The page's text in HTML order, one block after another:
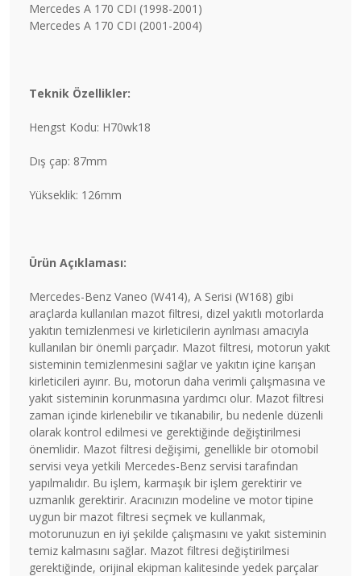
Mercedes A 170 CDI (1998-2001)
Mercedes A 170 CDI (2001-2004)
Teknik Özellikler:
Hengst Kodu: H70wk18
Dış çap: 87mm
Yükseklik: 126mm
Ürün Açıklaması:
Mercedes-Benz Vaneo (W414), A Serisi (W168) gibi
araçlarda kullanılan mazot filtresi, dizel yakıtlı motorlarda
yakıtın temizlenmesi ve kirleticilerin ayrılması amacıyla
kullanılan bir önemli parçadır. Mazot filtresi, motorun yakıt
sisteminin temizlenmesini sağlar ve yakıtın içine karışan
kirleticileri ayırır. Bu, motorun daha verimli çalışmasına ve
yakıt sisteminin korunmasına yardımcı olur. Mazot filtresi
zaman içinde kirlenebilir ve tıkanabilir, bu nedenle düzenli
olarak kontrol edilmesi ve gerektiğinde değiştirilmesi
önemlidir. Mazot filtresi değişimi, genellikle bir otomobil
servisi veya yetkili Mercedes-Benz servisi tarafından
yapılmalıdır. Bu işlem, karmaşık bir işlem gerektirir ve
uzmanlık gerektirir. Aracınızın modeline ve motor tipine
uygun bir mazot filtresi seçmek ve kullanmak,
motorunuzun en iyi şekilde çalışmasını ve yakıt sisteminin
temiz kalmasını sağlar. Mazot filtresi değiştirilmesi
gerektiğinde, orijinal ekipman kalitesinde yedek parçalar